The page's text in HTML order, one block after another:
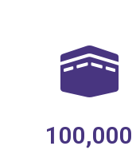
100,000